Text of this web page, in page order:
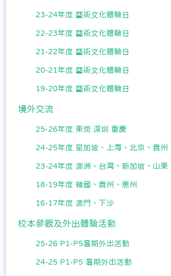
23-24年度 藝術文化體驗日
22-23年度 藝術文化體驗日
21-22年度 藝術文化體驗日
20-21年度 藝術文化體驗日
19-20年度 藝術文化體驗日
境外交流
25-26年度 東莞 深圳 重慶
24-25年度 星加坡、上海、北京、貴州
23-24年度 澳洲、台灣、新加坡、山東
18-19年度 韓國、貴州、惠州
16-17年度 澳門、下沙
校本參觀及外出體驗活動
25-26 P1-P5暑期外出活動
24-25 P1-P5 暑期外出活動